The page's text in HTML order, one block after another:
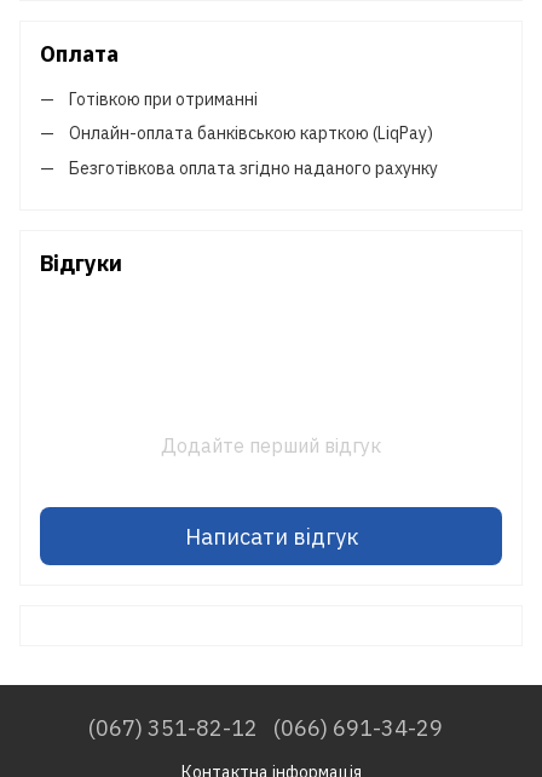
Оплата
Готівкою при отриманні
Онлайн-оплата банківською карткою (LiqPay)
Безготівкова оплата згідно наданого рахунку
Відгуки
Додайте перший відгук
Написати відгук
(067) 351-82-12 (066) 691-34-29
Контактна інформація